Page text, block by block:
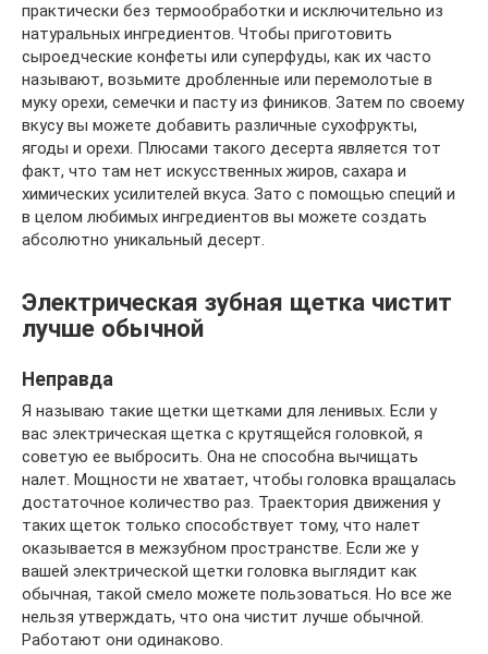
практически без термообработки и исключительно из
натуральных ингредиентов. Чтобы приготовить
сыроедческие конфеты или суперфуды, как их часто
называют, возьмите дробленные или перемолотые в
муку орехи, семечки и пасту из фиников. Затем по своему
вкусу вы можете добавить различные сухофрукты,
ягоды и орехи. Плюсами такого десерта является тот
факт, что там нет искусственных жиров, сахара и
химических усилителей вкуса. Зато с помощью специй и
в целом любимых ингредиентов вы можете создать
абсолютно уникальный десерт.
Электрическая зубная щетка чистит
лучше обычной
Неправда
Я называю такие щетки щетками для ленивых. Если у
вас электрическая щетка с крутящейся головкой, я
советую ее выбросить. Она не способна вычищать
налет. Мощности не хватает, чтобы головка вращалась
достаточное количество раз. Траектория движения у
таких щеток только способствует тому, что налет
оказывается в межзубном пространстве. Если же у
вашей электрической щетки головка выглядит как
обычная, такой смело можете пользоваться. Но все же
нельзя утверждать, что она чистит лучше обычной.
Работают они одинаково.